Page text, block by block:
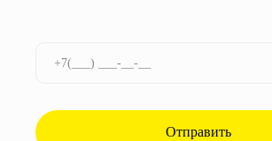
Отправить